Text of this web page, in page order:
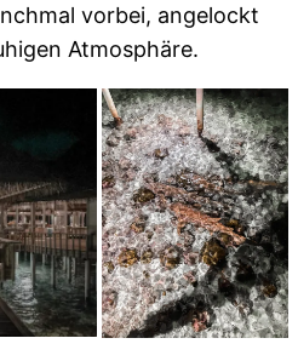
vorbei, angelockt
Atmosphäre.